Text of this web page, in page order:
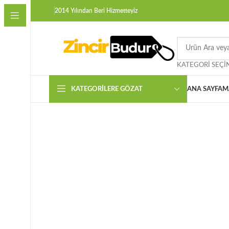
2014 Yılından Beri Hizmetteyiz
KATEGORI
KATEGORILERE GÖZAT ANA SAYFA